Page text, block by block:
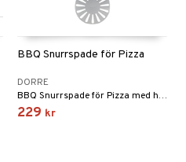
BBQ Snurrspade för Pizza
DORRE
BBQ Snurrspade för Pizza med handtag i trä.
229 kr